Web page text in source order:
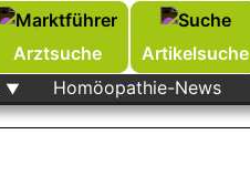
Arztsuche Artikelsuche
Homöopathie-News